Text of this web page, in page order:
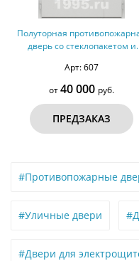
Полуторная
дверь со стеклопакетом и
Арт: 607
от40 000 руб.
ПРЕДЗАКАЗ
#Противопожарные
#Уличные двери
#Двери для